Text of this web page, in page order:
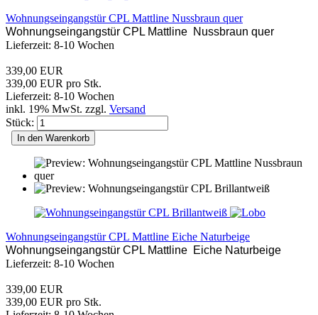
Wohnungseingangstür CPL Mattline Nussbraun quer
Wohnungseingangstür CPL Mattline Nussbraun quer
Lieferzeit: 8-10 Wochen
339,00 EUR
339,00 EUR pro Stk.
Lieferzeit: 8-10 Wochen
inkl. 19% MwSt. zzgl. Versand
Stück:
In den Warenkorb
Wohnungseingangstür CPL Mattline Eiche Naturbeige
Wohnungseingangstür CPL Mattline Eiche Naturbeige
Lieferzeit: 8-10 Wochen
339,00 EUR
339,00 EUR pro Stk.